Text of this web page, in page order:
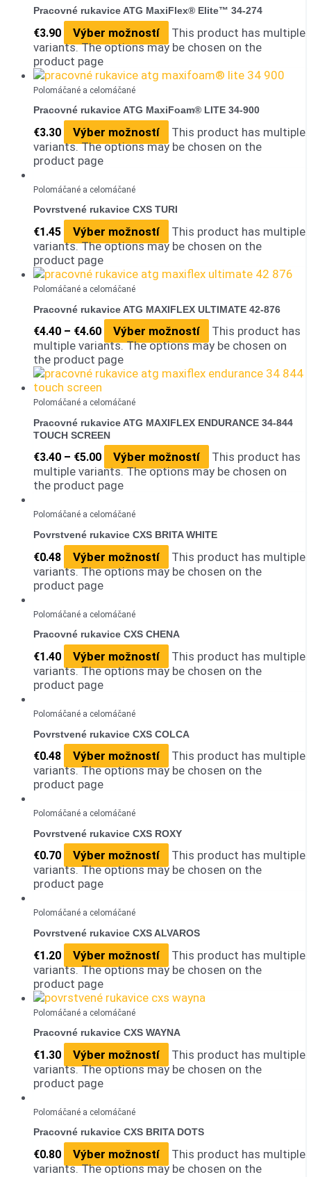
Pracovné rukavice ATG MaxiFlex® Elite™ 34-274
€3.90 Výber možností
This product has multiple
variants. The options may be chosen on the
product page
Polomáčané a celomáčané
Pracovné rukavice ATG MaxiFoam® LITE 34-900
€3.30 Výber možností
This product has multiple
variants. The options may be chosen on the
product page
Polomáčané a celomáčané
Povrstvené rukavice CXS TURI
€1.45 Výber možností
This product has multiple
variants. The options may be chosen on the
product page
Polomáčané a celomáčané
Pracovné rukavice ATG MAXIFLEX ULTIMATE 42-876
€4.40 – €4.60 Výber možností
This product has
multiple variants. The options may be chosen on
the product page
Polomáčané a celomáčané
Pracovné rukavice ATG MAXIFLEX ENDURANCE 34-844
TOUCH SCREEN
€3.40 – €5.00 Výber možností
This product has
multiple variants. The options may be chosen on
the product page
Polomáčané a celomáčané
Povrstvené rukavice CXS BRITA WHITE
€0.48 Výber možností
This product has multiple
variants. The options may be chosen on the
product page
Polomáčané a celomáčané
Pracovné rukavice CXS CHENA
€1.40 Výber možností
This product has multiple
variants. The options may be chosen on the
product page
Polomáčané a celomáčané
Povrstvené rukavice CXS COLCA
€0.48 Výber možností
This product has multiple
variants. The options may be chosen on the
product page
Polomáčané a celomáčané
Povrstvené rukavice CXS ROXY
€0.70 Výber možností
This product has multiple
variants. The options may be chosen on the
product page
Polomáčané a celomáčané
Povrstvené rukavice CXS ALVAROS
€1.20 Výber možností
This product has multiple
variants. The options may be chosen on the
product page
Polomáčané a celomáčané
Pracovné rukavice CXS WAYNA
€1.30 Výber možností
This product has multiple
variants. The options may be chosen on the
product page
Polomáčané a celomáčané
Pracovné rukavice CXS BRITA DOTS
€0.80 Výber možností
This product has multiple
variants. The options may be chosen on the